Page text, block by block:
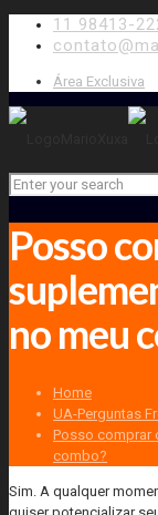
11 98413-
Área Exclusiva
Posso
no meu
Home
UA-Perguntas
Posso comprar
combo?
Sim. A qualquer